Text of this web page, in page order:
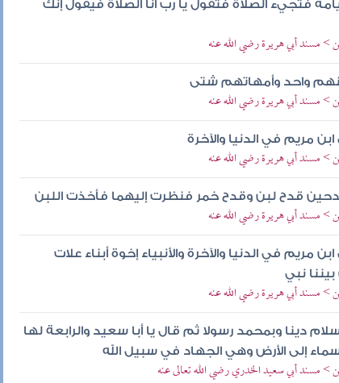
فتجيء الصلاة فتقول يا رب أنا الصلاة فيقول إنك
> مسند أبي هريرة رضي الله عنه
واحد وأمهاتهم شتى
> مسند أبي هريرة رضي الله عنه
مريم في الدنيا والآخرة
> مسند أبي هريرة رضي الله عنه
قدح لبن وقدح خمر فنظرت إليهما فأخذت اللبن
> مسند أبي هريرة رضي الله عنه
مريم في الدنيا والآخرة والأنبياء إخوة أبناء علات
نبي
> مسند أبي هريرة رضي الله عنه
دينا وبمحمد رسولا ثم قال يا أبا سعيد والرابعة لها
إلى الأرض وهي الجهاد في سبيل الله
> مسند أبي سعيد الخدري رضي الله تعالى عنه